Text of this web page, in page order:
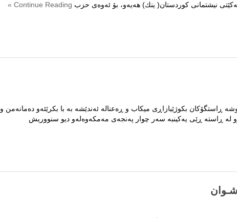
نیشتمانی كوردستان( ینك) هه‌یه‌و، بۆ ئه‌وه‌ی حزب
ڕاستگۆکان بکوژێبازاڕی میکاب و ڕەعنالە ئەندێشە بە با بکرێئەو دەمانەمن و
لە ڕاستە ڕێی یەکینبە سەر چوار پەنجەی مەمکەوەلەو دیو سنووریش